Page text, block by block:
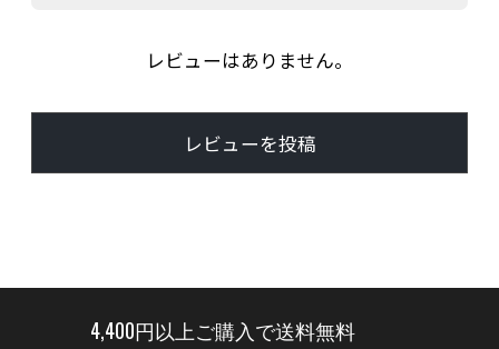
レビューはありません。
レビューを投稿
4,400円以上ご購入で送料無料